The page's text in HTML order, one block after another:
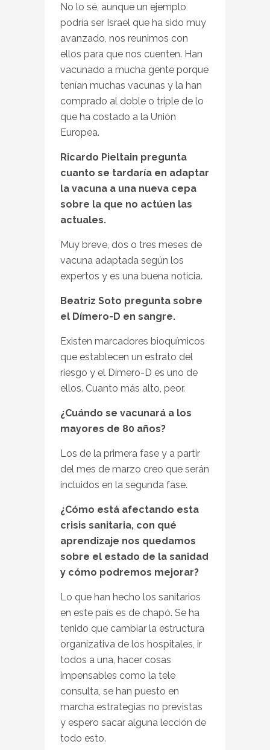
No lo sé, aunque un ejemplo
podría ser Israel que ha sido muy
avanzado, nos reunimos con
ellos para que nos cuenten. Han
vacunado a mucha gente porque
tenían muchas vacunas y la han
comprado al doble o triple de lo
que ha costado a la Unión
Europea.
Ricardo Pieltain pregunta
cuanto se tardaría en adaptar
la vacuna a una nueva cepa
sobre la que no actúen las
actuales.
Muy breve, dos o tres meses de
vacuna adaptada según los
expertos y es una buena noticia.
Beatriz Soto pregunta sobre
el Dímero-D en sangre.
Existen marcadores bioquímicos
que establecen un estrato del
riesgo y el Dímero-D es uno de
ellos. Cuanto más alto, peor.
¿Cuándo se vacunará a los
mayores de 80 años?
Los de la primera fase y a partir
del mes de marzo creo que serán
incluidos en la segunda fase.
¿Cómo está afectando esta
crisis sanitaria, con qué
aprendizaje nos quedamos
sobre el estado de la sanidad
y cómo podremos mejorar?
Lo que han hecho los sanitarios
en este país es de chapó. Se ha
tenido que cambiar la estructura
organizativa de los hospitales, ir
todos a una, hacer cosas
impensables como la tele
consulta, se han puesto en
marcha estrategias no previstas
y espero sacar alguna lección de
todo esto.